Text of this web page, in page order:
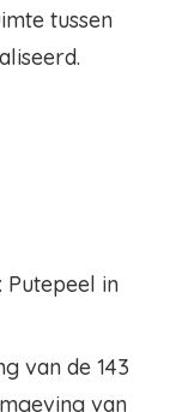
tussen
Putepeel in
van de 143
van